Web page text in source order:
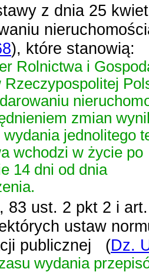
z dnia 25
), które stanowią:
Rolnictwa i
Rzeczypospolitej
zmian
wydania jednolitego
wchodzi w życie po
14 dni od dnia
83 ust. 2 pkt 2 i
ustaw
publicznej
(Dz.
wydania